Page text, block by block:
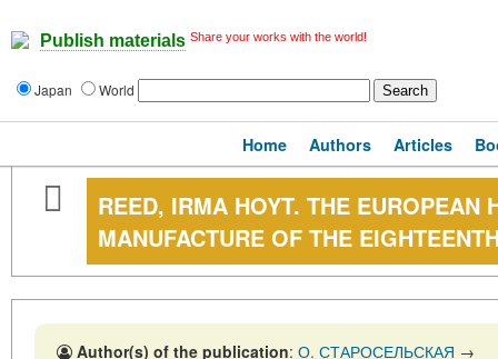
Publish materials Share your works with the world!
Japan World
Home Authors Articles
REED, IRMA HOYT. THE EUROPEAN
MANUFACTURE OF THE
Author(s) of the publication: О. СТАРОСЕЛЬСКАЯ →